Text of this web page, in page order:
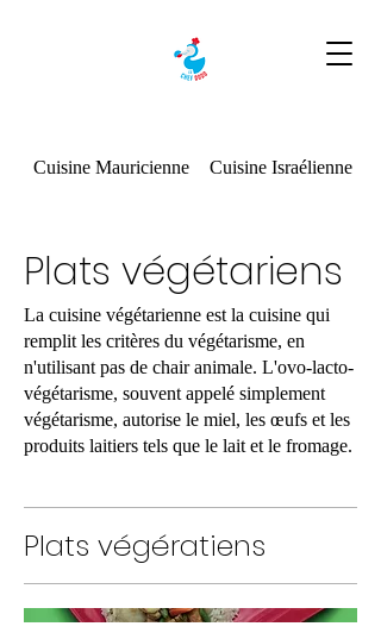
Cuisine Mauricienne Cuisine Israélienne
Plats végétariens
La cuisine végétarienne est la cuisine qui
remplit les critères du végétarisme, en
n'utilisant pas de chair animale. L'ovo-lacto-
végétarisme, souvent appelé simplement
végétarisme, autorise le miel, les œufs et les
produits laitiers tels que le lait et le fromage.
Plats végératiens